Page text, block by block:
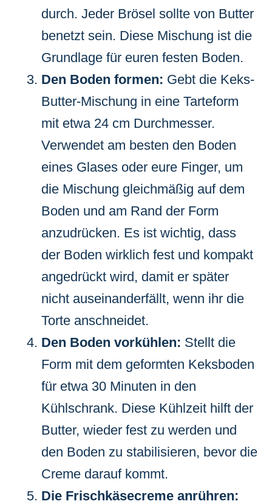
durch. Jeder Brösel sollte von Butter
benetzt sein. Diese Mischung ist die
Grundlage für euren festen Boden.
Den Boden formen: Gebt die Keks-
Butter-Mischung in eine Tarteform
mit etwa 24 cm Durchmesser.
Verwendet am besten den Boden
eines Glases oder eure Finger, um
die Mischung gleichmäßig auf dem
Boden und am Rand der Form
anzudrücken. Es ist wichtig, dass
der Boden wirklich fest und kompakt
angedrückt wird, damit er später
nicht auseinanderfällt, wenn ihr die
Torte anschneidet.
Den Boden vorkühlen: Stellt die
Form mit dem geformten Keksboden
für etwa 30 Minuten in den
Kühlschrank. Diese Kühlzeit hilft der
Butter, wieder fest zu werden und
den Boden zu stabilisieren, bevor die
Creme darauf kommt.
Die Frischkäsecreme anrühren: